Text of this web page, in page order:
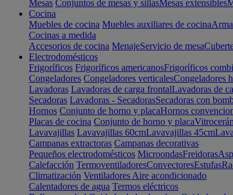
Mesas Conjuntos de mesas y sillasMesas extensibles
Cocina
Muebles de cocina Muebles auxiliares de cocina
Cocinas a medida
Accesorios de cocina MenajeServicio de mesa
Electrodomésticos
Frigoríficos Frigoríficos americanosFrigoríficos combi
Congeladores Congeladores verticalesCongeladores
Lavadoras Lavadoras de carga frontalLavadoras de
Secadoras Lavadoras - SecadorasSecadoras con
Hornos Conjunto de horno y placaHornos
Placas de cocina Conjunto de horno y placa
Lavavajillas Lavavajillas 60cmLavavajillas 45cm
Campanas extractoras Campanas decorativas
Pequeños electrodomésticos MicroondasFreidoras
Calefacción TermoventiladoresConvectoresEstufas
Climatización Ventiladores Aire acondicionado
Calentadores de agua Termos eléctricos